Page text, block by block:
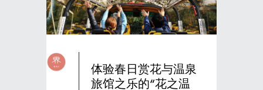
体验春日赏花与温泉
旅馆之乐的“花之温